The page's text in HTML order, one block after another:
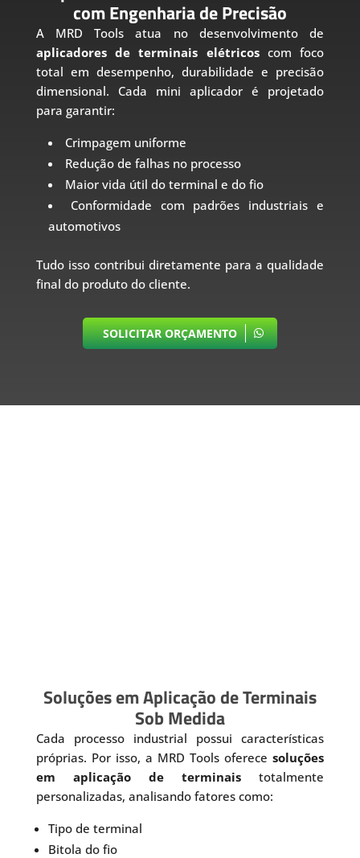
com Engenharia de Precisão
A MRD Tools atua no desenvolvimento de
aplicadores de terminais elétricoscom foco
total em desempenho, durabilidade e precisão
dimensional. Cada mini aplicador é projetado
para garantir:
Crimpagem uniforme
Redução de falhas no processo
Maior vida útil do terminal e do fio
Conformidade com padrões industriais e
automotivos
Tudo isso contribui diretamente para a qualidade
final do produto do cliente.
SOLICITAR ORÇAMENTO
Soluções em Aplicação de Terminais
Sob Medida
Cada processo industrial possui características
próprias. Por isso, a MRD Tools oferecesoluções
em aplicação de terminais totalmente
personalizadas, analisando fatores como:
Tipo de terminal
Bitola do fio